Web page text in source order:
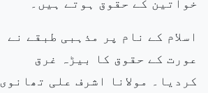
اسلام کے نام پر مذہبی طبقے نے
عورت کے حقوق کا بیڑہ
غرق
کردیا۔ مولانا اشرف علی تھانوی